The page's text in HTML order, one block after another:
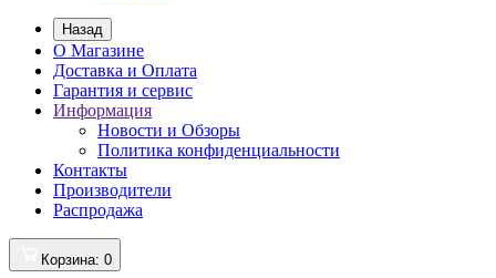
Назад
О Магазине
Доставка и Оплата
Гарантия и сервис
Информация
Новости и Обзоры
Политика конфиденциальности
Контакты
Производители
Распродажа
Корзина: 0